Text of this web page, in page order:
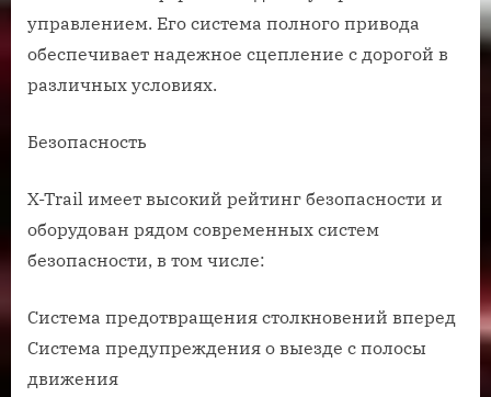
управлением. Его система полного привода
обеспечивает надежное сцепление с дорогой в
различных условиях.
Безопасность
X-Trail имеет высокий рейтинг безопасности и
оборудован рядом современных систем
безопасности, в том числе:
Система предотвращения столкновений вперед
Система предупреждения о выезде с полосы
движения